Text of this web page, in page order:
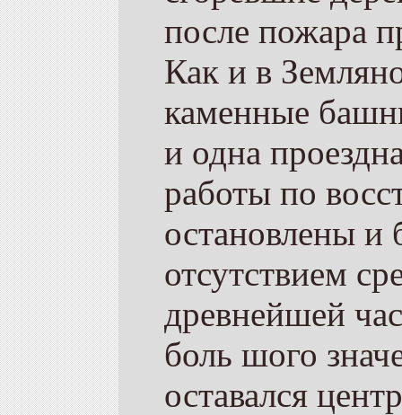
после пожара
Как и в
каменные
и одна
работы по
остано­влены и
отсутствием
древнейшей
боль­ шого
оставался